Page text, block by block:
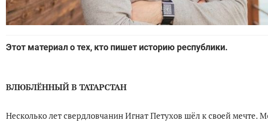
Этот материал о тех, кто пишет историю республики.
ВЛЮБЛЁННЫЙ В ТАТАРСТАН
Несколько лет свердловчанин Игнат Петухов шёл к своей мечте.